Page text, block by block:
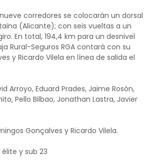
corredores se colocarán un dorsal
(Alicante); con seis vueltas a un
En total, 194,4 km para un desnivel
Rural-Seguros RGA contará con su
y Ricardo Vilela en línea de salida el
Arroyo, Eduard Prades, Jaime Rosón,
Pello Bilbao, Jonathan Lastra, Javier
Gonçalves y Ricardo Vilela.
y sub 23